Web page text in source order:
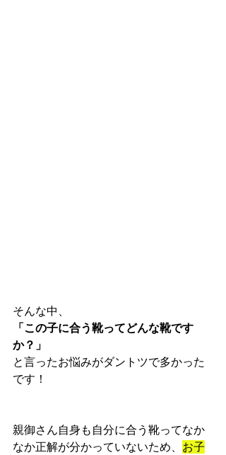
そんな中、
「この子に合う靴ってどんな靴です
か？」
と言ったお悩みがダントツで多かった
です！
親御さん自身も自分に合う靴ってなか
なか正解が分かっていないため、 お子